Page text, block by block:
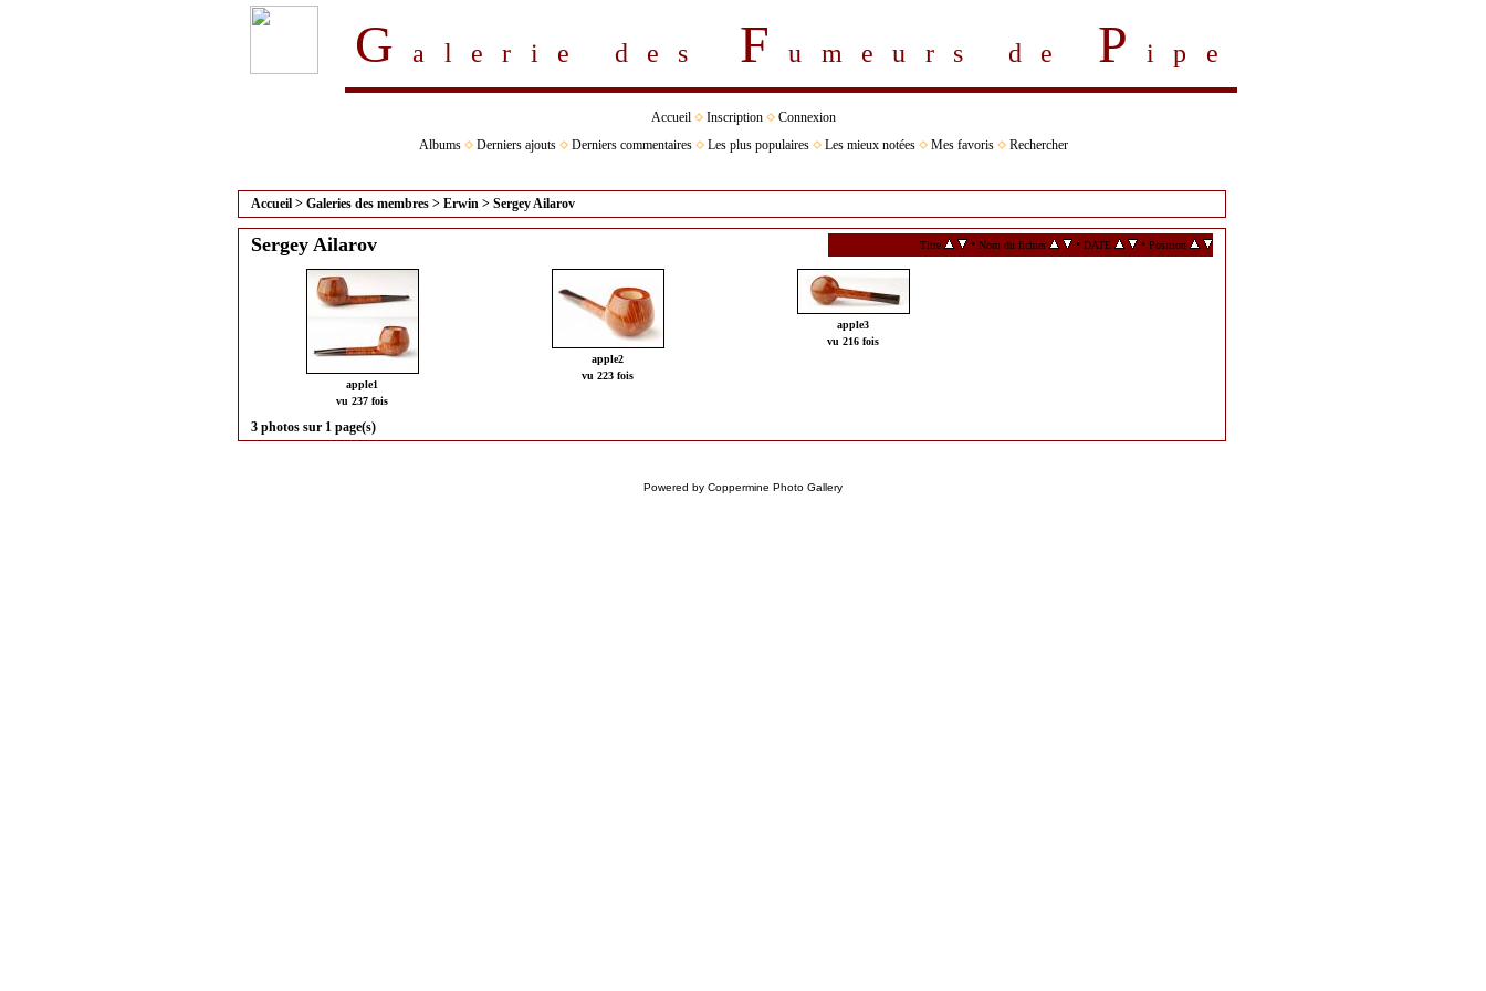
Galerie des Fumeurs de P ipe
Accueil Inscription
Connexion
Albums
Derniers ajouts Derniers commentaires Les plus populaires Les mieux notées Mes favoris Rechercher
Accueil > Galeries des membres > Erwin > Sergey Ailarov
Sergey Ailarov Titre • Nom du fichier • DATE • Position
apple1
vu 237 fois
apple2
vu 223 fois
apple3
vu 216 fois
3 photos sur 1 page(s)
Powered by Coppermine Photo Gallery